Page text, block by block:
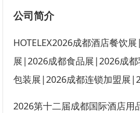
公司简介
HOTELEX2026成都酒店餐饮
展|2026成都食品展|2026成
包装展|2026成都连锁加盟展
2026第十二届成都国际酒店用